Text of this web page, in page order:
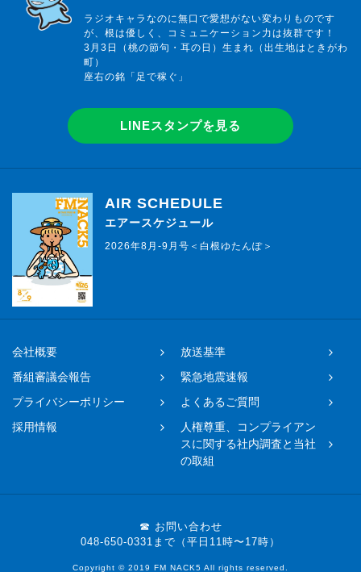
ラジオキャラなのに無口で愛想がない変わりものです
が、根は優しく、コミュニケーション力は抜群です！
3月3日（桃の節句・耳の日）生まれ（出生地はときがわ
町）
座右の銘「足で稼ぐ」
LINEスタンプを見る
AIR SCHEDULE
エアースケジュール
2026年8月-9月号＜白根ゆたんぽ＞
会社概要
放送基準
番組審議会報告
緊急地震速報
プライバシーポリシー
よくあるご質問
採用情報
人権尊重、コンプライアン
スに関する社内調査と当社
の取組
☎ お問い合わせ
048-650-0331まで（平日11時〜17時）
Copyright © 2019 FM NACK5 All rights reserved.